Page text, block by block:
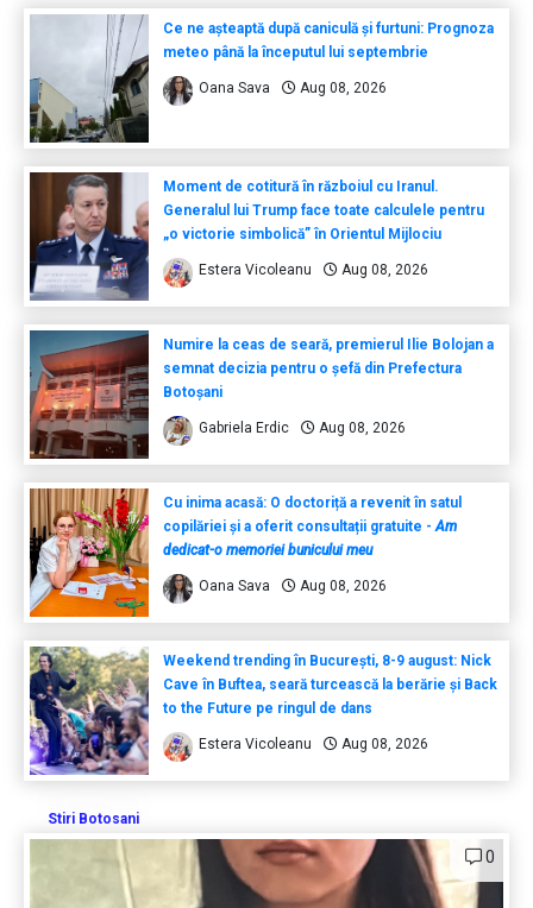
Ce ne așteaptă după caniculă și furtuni: Prognoza
meteo până la începutul lui septembrie
Oana Sava Aug 08, 2026
Moment de cotitură în războiul cu Iranul.
Generalul lui Trump face toate calculele pentru
„o victorie simbolică” în Orientul Mijlociu
Estera Vicoleanu Aug 08, 2026
Numire la ceas de seară, premierul Ilie Bolojan a
semnat decizia pentru o șefă din Prefectura
Botoșani
Gabriela Erdic Aug 08, 2026
Cu inima acasă: O doctoriță a revenit în satul
copilăriei și a oferit consultații gratuite - Am
dedicat-o memoriei bunicului meu
Oana Sava Aug 08, 2026
Weekend trending în București, 8-9 august: Nick
Cave în Buftea, seară turcească la berărie și Back
to the Future pe ringul de dans
Estera Vicoleanu Aug 08, 2026
Stiri Botosani
0